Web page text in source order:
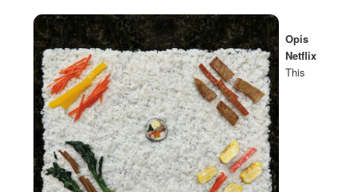
Opis
Netflix
This